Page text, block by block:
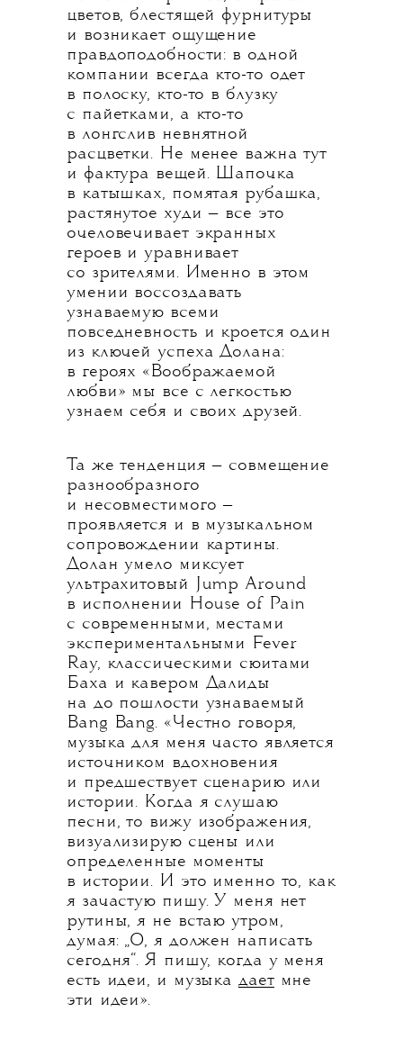
цветов, блестящей фурнитуры
и возникает ощущение
правдоподобности: в одной
компании всегда кто-то одет
в полоску, кто-то в блузку
с пайетками, а кто-то
в лонгслив невнятной
расцветки. Не менее важна тут
и фактура вещей. Шапочка
в катышках, помятая рубашка,
растянутое худи — все это
очеловечивает экранных
героев и уравнивает
со зрителями. Именно в этом
умении воссоздавать
узнаваемую всеми
повседневность и кроется один
из ключей успеха Долана:
в героях «Воображаемой
любви» мы все с легкостью
узнаем себя и своих друзей.
Та же тенденция — совмещение
разнообразного
и несовместимого —
проявляется и в музыкальном
сопровождении картины.
Долан умело миксует
ультрахитовый Jump Around
в исполнении House of Pain
с современными, местами
экспериментальными Fever
Ray, классическими сюитами
Баха и кавером Далиды
на до пошлости узнаваемый
Bang Bang. «Честно говоря,
музыка для меня часто является
источником вдохновения
и предшествует сценарию или
истории. Когда я слушаю
песни, то вижу изображения,
визуализирую сцены или
определенные моменты
в истории. И это именно то, как
я зачастую пишу. У меня нет
рутины, я не встаю утром,
думая: „О, я должен написать
сегодня“. Я пишу, когда у меня
есть идеи, и музыка даетмне
эти идеи».